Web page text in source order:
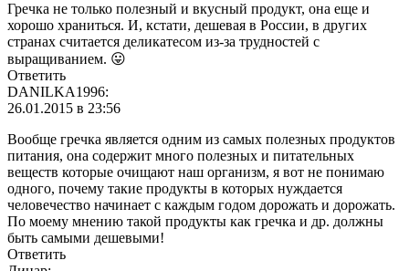
Гречка не только полезный и вкусный продукт, она еще и
хорошо храниться. И, кстати, дешевая в России, в других
странах считается деликатесом из-за трудностей с
выращиванием. 😛
Ответить
DANILKA1996:
26.01.2015 в 23:56
Вообще гречка является одним из самых полезных продуктов
питания, она содержит много полезных и питательных
веществ которые очищают наш организм, я вот не понимаю
одного, почему такие продукты в которых нуждается
человечество начинает с каждым годом дорожать и дорожать.
По моему мнению такой продукты как гречка и др. должны
быть самыми дешевыми!
Ответить